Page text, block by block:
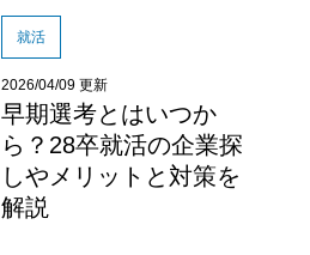
就活
2026/04/09 更新
早期選考とはいつか
ら？28卒就活の企業探
しやメリットと対策を
解説